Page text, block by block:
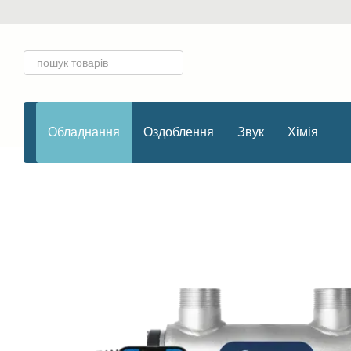
Обладнання Оздоблення Звук Хімія